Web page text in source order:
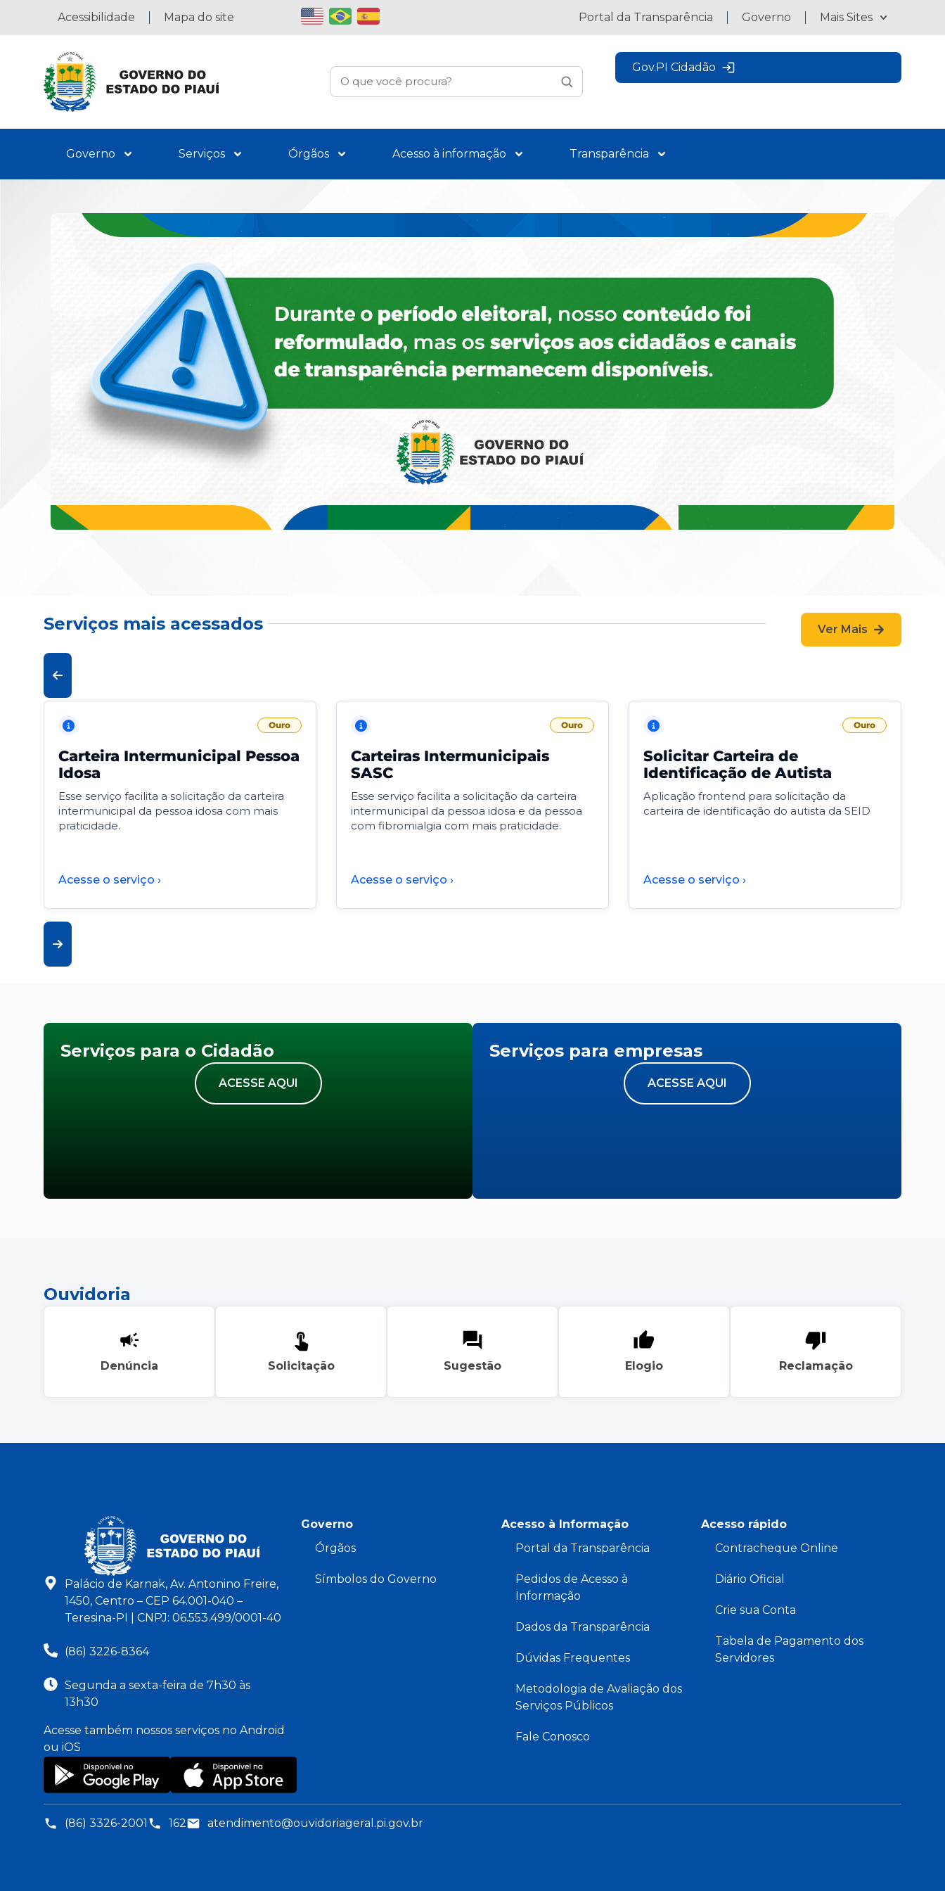
Acessibilidade Mapa do site Portal da Transparência Governo Mais Sites
Gov.PI Cidadão
Governo Serviços Órgãos Acesso à informação Transparência
Serviços mais acessados Ver Mais
Ouro
Carteira Intermunicipal Pessoa
Idosa
Esse serviço facilita a solicitação da carteira
intermunicipal da pessoa idosa com mais
praticidade.
Acesse o serviço ›
Ouro
Carteiras Intermunicipais
SASC
Esse serviço facilita a solicitação da carteira
intermunicipal da pessoa idosa e da pessoa
com fibromialgia com mais praticidade.
Acesse o serviço ›
Ouro
Solicitar Carteira de
Identificação de Autista
Aplicação frontend para solicitação da
carteira de identificação do autista da SEID
Acesse o serviço ›
Serviços para o Cidadão
ACESSE AQUI
Serviços para empresas
ACESSE AQUI
Ouvidoria
Denúncia Solicitação Sugestão Elogio Reclamação
Palácio de Karnak, Av. Antonino Freire,
1450, Centro – CEP 64.001-040 –
Teresina-PI | CNPJ: 06.553.499/0001-40
(86) 3226-8364
Segunda a sexta-feira de 7h30 às
13h30
Acesse também nossos serviços no Android
ou iOS
Governo
Órgãos
Símbolos do Governo
Acesso à Informação
Portal da Transparência
Pedidos de Acesso à
Informação
Dados da Transparência
Dúvidas Frequentes
Metodologia de Avaliação dos
Serviços Públicos
Fale Conosco
Acesso rápido
Contracheque Online
Diário Oficial
Crie sua Conta
Tabela de Pagamento dos
Servidores
(86) 3326-2001 162 atendimento@ouvidoriageral.pi.gov.br